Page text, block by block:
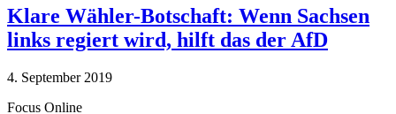
Klare Wähler-Botschaft: Wenn Sachsen
links regiert wird, hilft das der AfD
4. September 2019
Focus Online